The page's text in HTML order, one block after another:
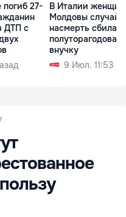
27-
ДТП с
В Италии
Молдовы
насмерть сбила
внучку
9 Июл. 11:53